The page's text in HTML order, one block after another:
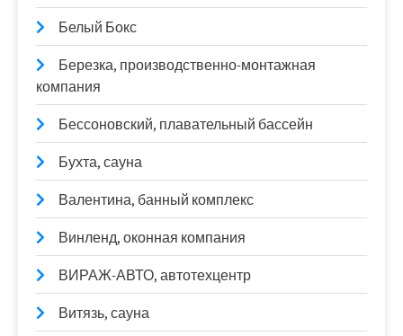
Белый Бокс
Березка, производственно-монтажная
компания
Бессоновский, плавательный бассейн
Бухта, сауна
Валентина, банный комплекс
Винленд, оконная компания
ВИРАЖ-АВТО, автотехцентр
Витязь, сауна